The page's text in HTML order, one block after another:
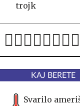
trojk
KAJ BERETE
Svarilo